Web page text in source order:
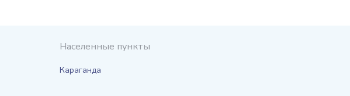
Населенные пункты
Караганда